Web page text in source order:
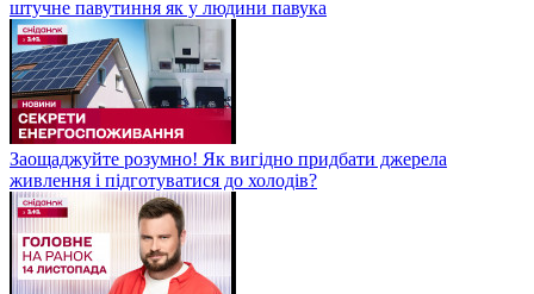
штучне павутиння як у людини павука
Заощаджуйте розумно! Як вигідно придбати джерела
живлення і підготуватися до холодів?